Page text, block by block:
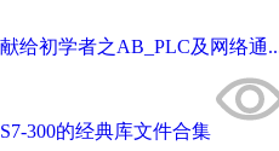
献给初学者之AB_PLC及网络通
S7-300的经典库文件合集